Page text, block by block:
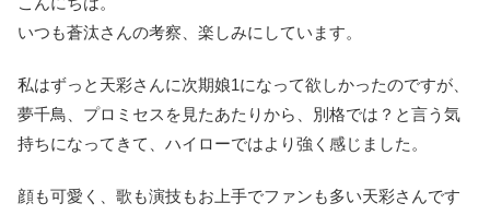
いつも蒼汰さんの考察、楽しみにしています。
私はずっと天彩さんに次期娘1になって欲しかったのですが、
夢千鳥、プロミセスを見たあたりから、別格では？と言う気
持ちになってきて、ハイローではより強く感じました。
顔も可愛く、歌も演技もお上手でファンも多い天彩さんです